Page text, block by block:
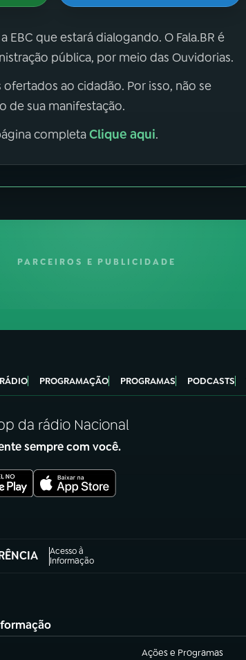
EBC que estará dialogando. O Fala.BR é
pública, por meio das Ouvidorias.
ao cidadão. Por isso, não se
de sua manifestação.
completaClique aqui.
PARCEIROS E PUBLICIDADE
PROGRAMAÇÃO PROGRAMAS PODCASTS
da rádio Nacional
sempre com você.
Acesso à
Informação
aba)
Ações e Programas
(abre em nova aba)